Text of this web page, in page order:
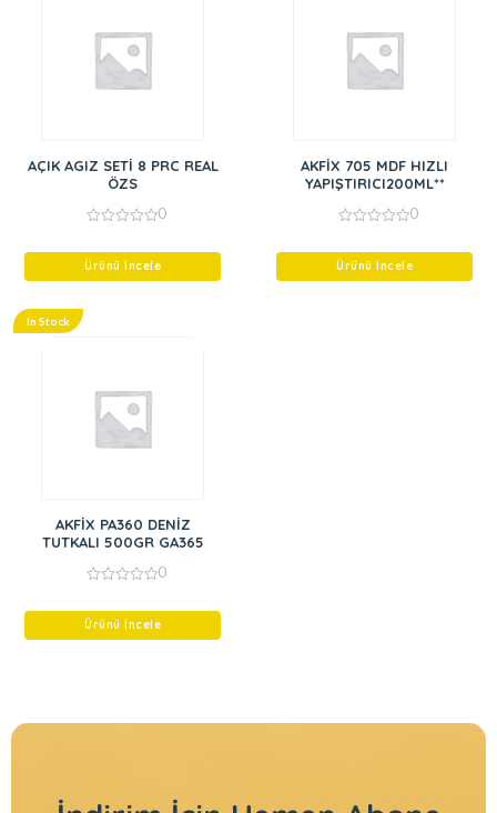
AÇIK AGIZ SETİ 8 PRC REAL
ÖZS
of
0
Ürünü İncele
AKFİX 705 MDF HIZLI
YAPIŞTIRICI200ML**
of
0
Ürünü İncele
In Stock
AKFİX PA360 DENİZ
TUTKALI 500GR GA365
of
0
Ürünü İncele